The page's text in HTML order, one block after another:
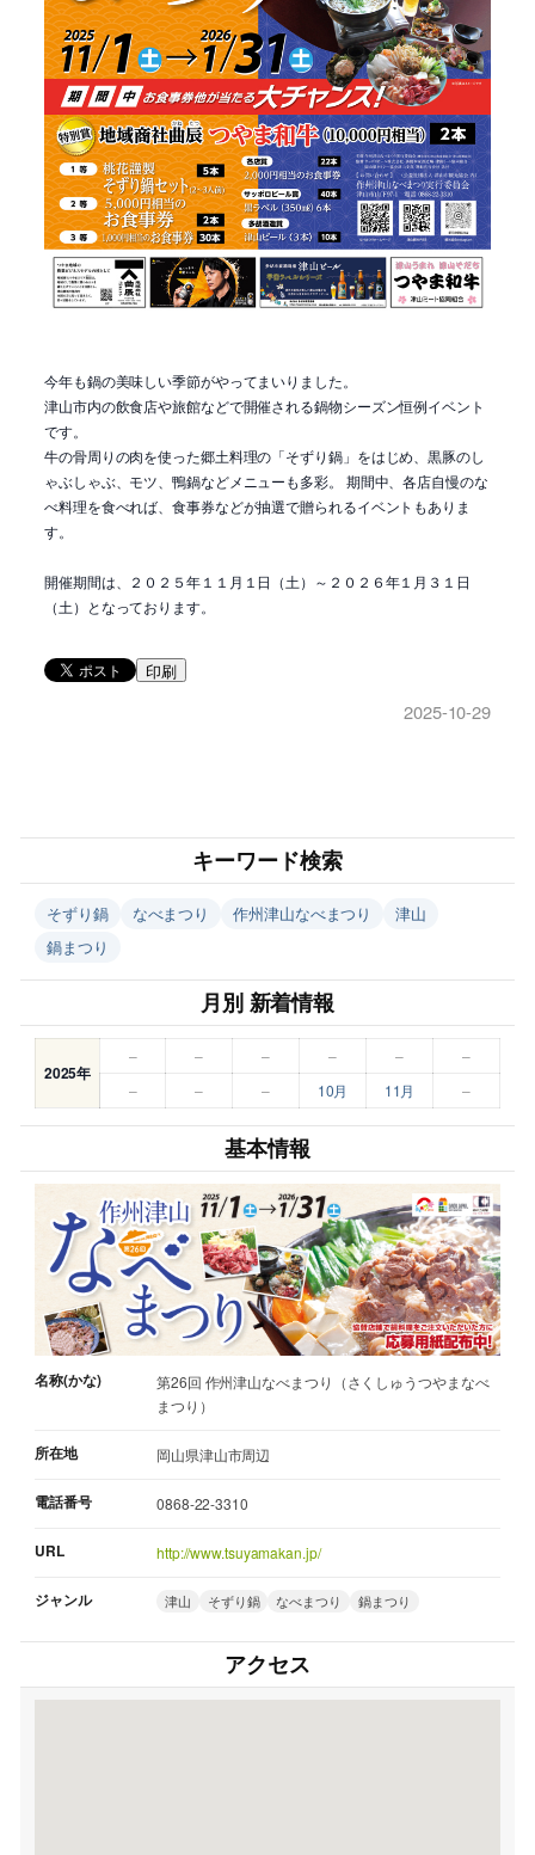
今年も鍋の美味しい季節がやってまいりました。
津山市内の飲食店や旅館などで開催される鍋物シーズン恒例イベント
です。
牛の骨周りの肉を使った郷土料理の「そずり鍋」をはじめ、黒豚のし
ゃぶしゃぶ、モツ、鴨鍋などメニューも多彩。 期間中、各店自慢のな
べ料理を食べれば、食事券などが抽選で贈られるイベントもありま
す。
開催期間は、２０２５年１１月１日（土）～２０２６年１月３１日
（土）となっております。
印刷
2025-10-29
キーワード検索
そずり鍋 なべまつり 作州津山なべまつり
津山
鍋まつり
月別 新着情報
2025年
– – – – –
–
–
– – 10月 11月 –
基本情報
名称(かな)
第26回 作州津山なべまつり（さくしゅうつやまなべ
まつり）
所在地 岡山県津山市周辺
電話番号 0868-22-3310
URL http://www.tsuyamakan.jp/
ジャンル 津山 そずり鍋 なべまつり 鍋まつり
アクセス